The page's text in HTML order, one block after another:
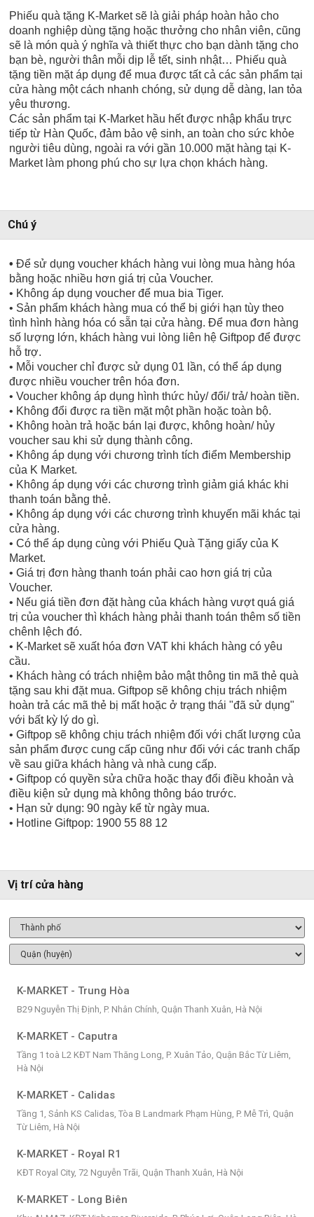
Phiếu quà tặng K-Market sẽ là giải pháp hoàn hảo cho
doanh nghiệp dùng tặng hoặc thưởng cho nhân viên, cũng
sẽ là món quà ý nghĩa và thiết thực cho bạn dành tặng cho
bạn bè, người thân mỗi dịp lễ tết, sinh nhật… Phiếu quà
tặng tiền mặt áp dụng để mua được tất cả các sản phẩm tại
cửa hàng một cách nhanh chóng, sử dụng dễ dàng, lan tỏa
yêu thương.
Các sản phẩm tại K-Market hầu hết được nhập khẩu trực
tiếp từ Hàn Quốc, đảm bảo vệ sinh, an toàn cho sức khỏe
người tiêu dùng, ngoài ra với gần 10.000 mặt hàng tại K-
Market làm phong phú cho sự lựa chọn khách hàng.
Chú ý
•Để sử dụng voucher khách hàng vui lòng mua hàng hóa
bằng hoặc nhiều hơn giá trị của Voucher.
• Không áp dụng voucher để mua bia Tiger.
• Sản phẩm khách hàng mua có thể bị giới hạn tùy theo
tình hình hàng hóa có sẵn tại cửa hàng. Để mua đơn hàng
số lượng lớn, khách hàng vui lòng liên hệ Giftpop để được
hỗ trợ.
• Mỗi voucher chỉ được sử dụng 01 lần, có thể áp dụng
được nhiều voucher trên hóa đơn.
• Voucher không áp dụng hình thức hủy/ đổi/ trả/ hoàn tiền.
• Không đổi được ra tiền mặt một phần hoặc toàn bộ.
• Không hoàn trả hoặc bán lại được, không hoàn/ hủy
voucher sau khi sử dụng thành công.
• Không áp dụng với chương trình tích điểm Membership
của K Market.
• Không áp dụng với các chương trình giảm giá khác khi
thanh toán bằng thẻ.
• Không áp dụng với các chương trình khuyến mãi khác tại
cửa hàng.
• Có thể áp dụng cùng với Phiếu Quà Tặng giấy của K
Market.
• Giá trị đơn hàng thanh toán phải cao hơn giá trị của
Voucher.
• Nếu giá tiền đơn đặt hàng của khách hàng vượt quá giá
trị của voucher thì khách hàng phải thanh toán thêm số tiền
chênh lệch đó.
• K-Market sẽ xuất hóa đơn VAT khi khách hàng có yêu
cầu.
• Khách hàng có trách nhiệm bảo mật thông tin mã thẻ quà
tặng sau khi đặt mua. Giftpop sẽ không chịu trách nhiệm
hoàn trả các mã thẻ bị mất hoặc ở trạng thái "đã sử dụng"
với bất kỳ lý do gì.
• Giftpop sẽ không chịu trách nhiệm đối với chất lượng của
sản phẩm được cung cấp cũng như đối với các tranh chấp
về sau giữa khách hàng và nhà cung cấp.
• Giftpop có quyền sửa chữa hoặc thay đổi điều khoản và
điều kiện sử dụng mà không thông báo trước.
• Hạn sử dụng: 90 ngày kể từ ngày mua.
• Hotline Giftpop: 1900 55 88 12
Vị trí cửa hàng
K-MARKET - Trung Hòa
B29 Nguyễn Thị Định, P. Nhân Chính, Quận Thanh Xuân, Hà Nội
K-MARKET - Caputra
Tầng 1 toà L2 KĐT Nam Thăng Long, P. Xuân Tảo, Quận Bắc Từ Liêm,
Hà Nội
K-MARKET - Calidas
Tầng 1, Sảnh KS Calidas, Tòa B Landmark Phạm Hùng, P. Mễ Trì, Quận
Từ Liêm, Hà Nội
K-MARKET - Royal R1
KĐT Royal City, 72 Nguyễn Trãi, Quận Thanh Xuân, Hà Nội
K-MARKET - Long Biên